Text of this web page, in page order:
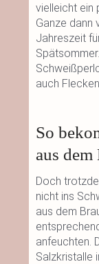
vielleicht ein
Ganze dann
Jahreszeit
auch
So
aus
Doch
nicht ins
aus dem
anfeuchten.
Salzkristalle